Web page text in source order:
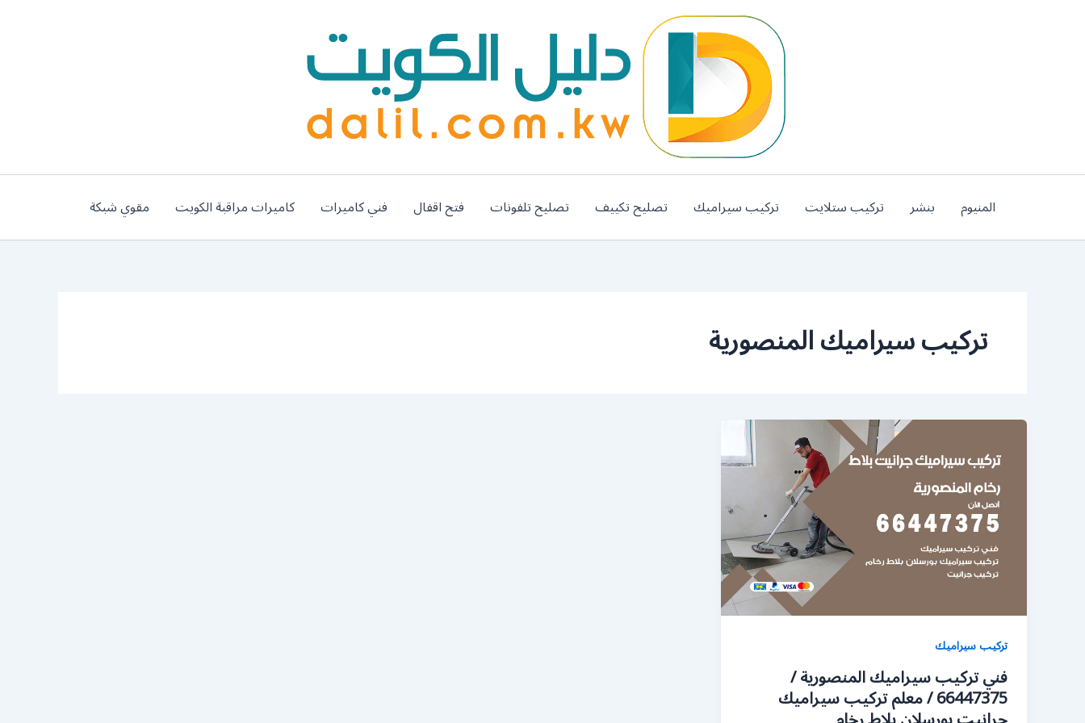
المنيوم بنشر تركيب ستلايت تركيب سيراميك تصليح تكييف تصليح تلفونات فتح اقفال فني كاميرات كاميرات مراقبة الكويت مقوي شبكة
تركيب سيراميك المنصورية
تركيب سيراميك
فني تركيب سيراميك المنصورية /
66447375 / معلم تركيب سيراميك